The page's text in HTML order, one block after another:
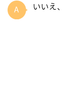
いいえ